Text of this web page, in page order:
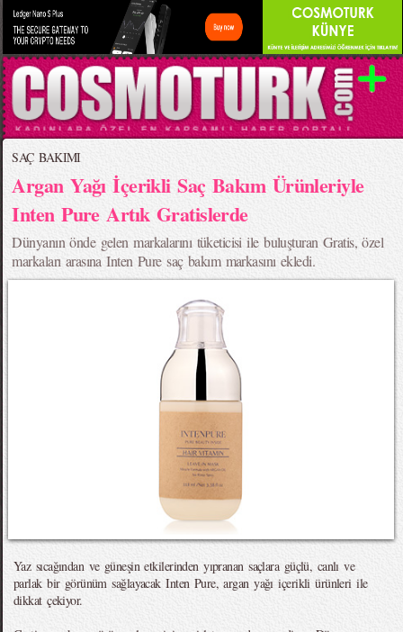
SAÇ BAKIMI
Argan Yağı İçerikli Saç Bakım Ürünleriyle
Inten Pure Artık Gratislerde
Dünyanın önde gelen markalarını tüketicisi ile buluşturan Gratis, özel
markaları arasına Inten Pure saç bakım markasını ekledi.
Yaz sıcağından ve güneşin etkilerinden yıpranan saçlara güçlü, canlı ve
parlak bir görünüm sağlayacak Inten Pure, argan yağı içerikli ürünleri ile
dikkat çekiyor.